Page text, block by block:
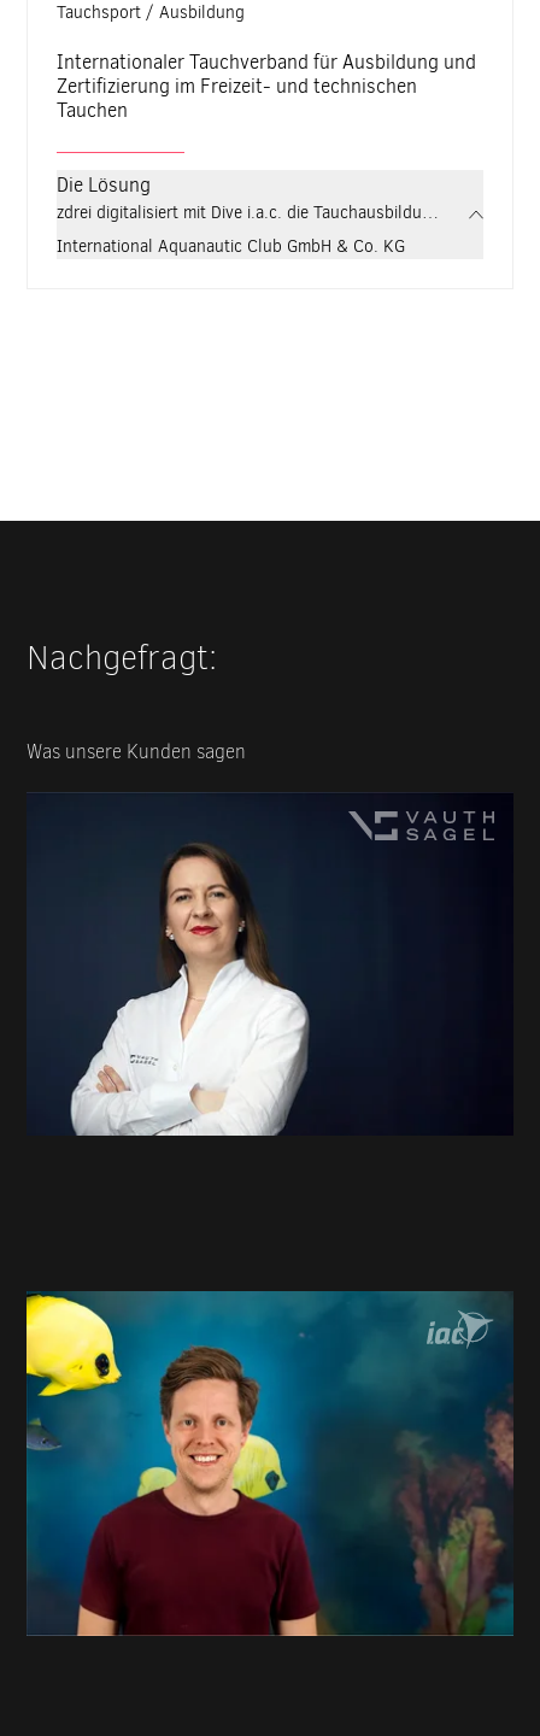
Tauchsport / Ausbildung
Internationaler Tauchverband für Ausbildung und
Zertifizierung im Freizeit- und technischen
Tauchen
Die Lösung
zdrei digitalisiert mit Dive i.a.c. die Tauchausbildung von
International Aquanautic Club GmbH & Co. KG
Nachgefragt:
Was unsere Kunden sagen
Angelika Weidling
Head of Marketing Vauth Sagel
Angelika Weidling - Head of Marketing Vauth Sagel